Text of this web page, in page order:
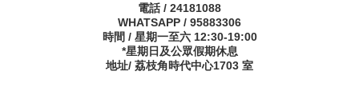
電話 / 24181088
WHATSAPP / 95883306
時間 / 星期一至六 12:30-19:00
*星期日及公眾假期休息
地址/ 荔枝角時代中心1703 室